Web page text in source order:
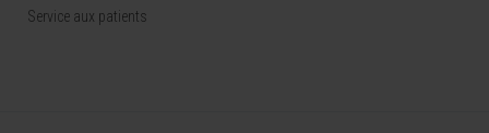
Service aux patients